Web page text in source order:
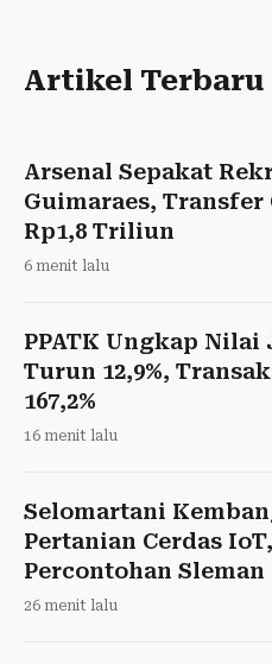
Artikel Terbaru
Arsenal Sepakat
Guimaraes, Transfer
Rp1,8 Triliun
6 menit lalu
PPATK Ungkap Nilai
Turun 12,9%,
167,2%
16 menit lalu
Selomartani
Pertanian Cerdas
Percontohan Sleman
26 menit lalu